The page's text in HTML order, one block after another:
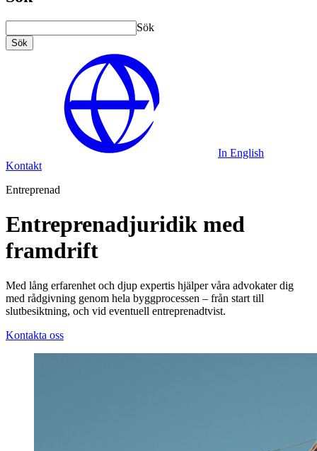
Sök
Sök
In English
Kontakt
Entreprenad
Entreprenadjuridik med
framdrift
Med lång erfarenhet och djup expertis hjälper våra advokater dig
med rådgivning genom hela byggprocessen – från start till
slutbesiktning, och vid eventuell entreprenadtvist.
Kontakta oss